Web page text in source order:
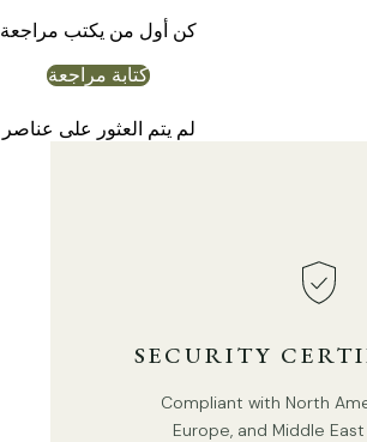
كن أول من يكتب مراجعة
كتابة مراجعة
لم يتم العثور على عناصر
SECURITY
Compliant with North
Europe, and Middle